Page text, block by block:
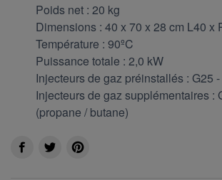
Poids net : 20 kg
Dimensions : 40 x 70 x 28 cm L40 x
Température : 90ºC
Puissance totale : 2,0 kW
Injecteurs de gaz préinstallés : G25
Injecteurs de gaz supplémentaires :
(propane / butane)